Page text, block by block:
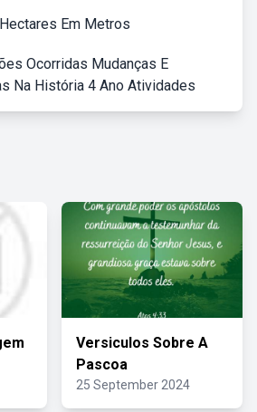
Em Metros
Ocorridas Mudanças E
Na História 4 Ano Atividades
Versiculos Sobre A
Pascoa
25 September 2024